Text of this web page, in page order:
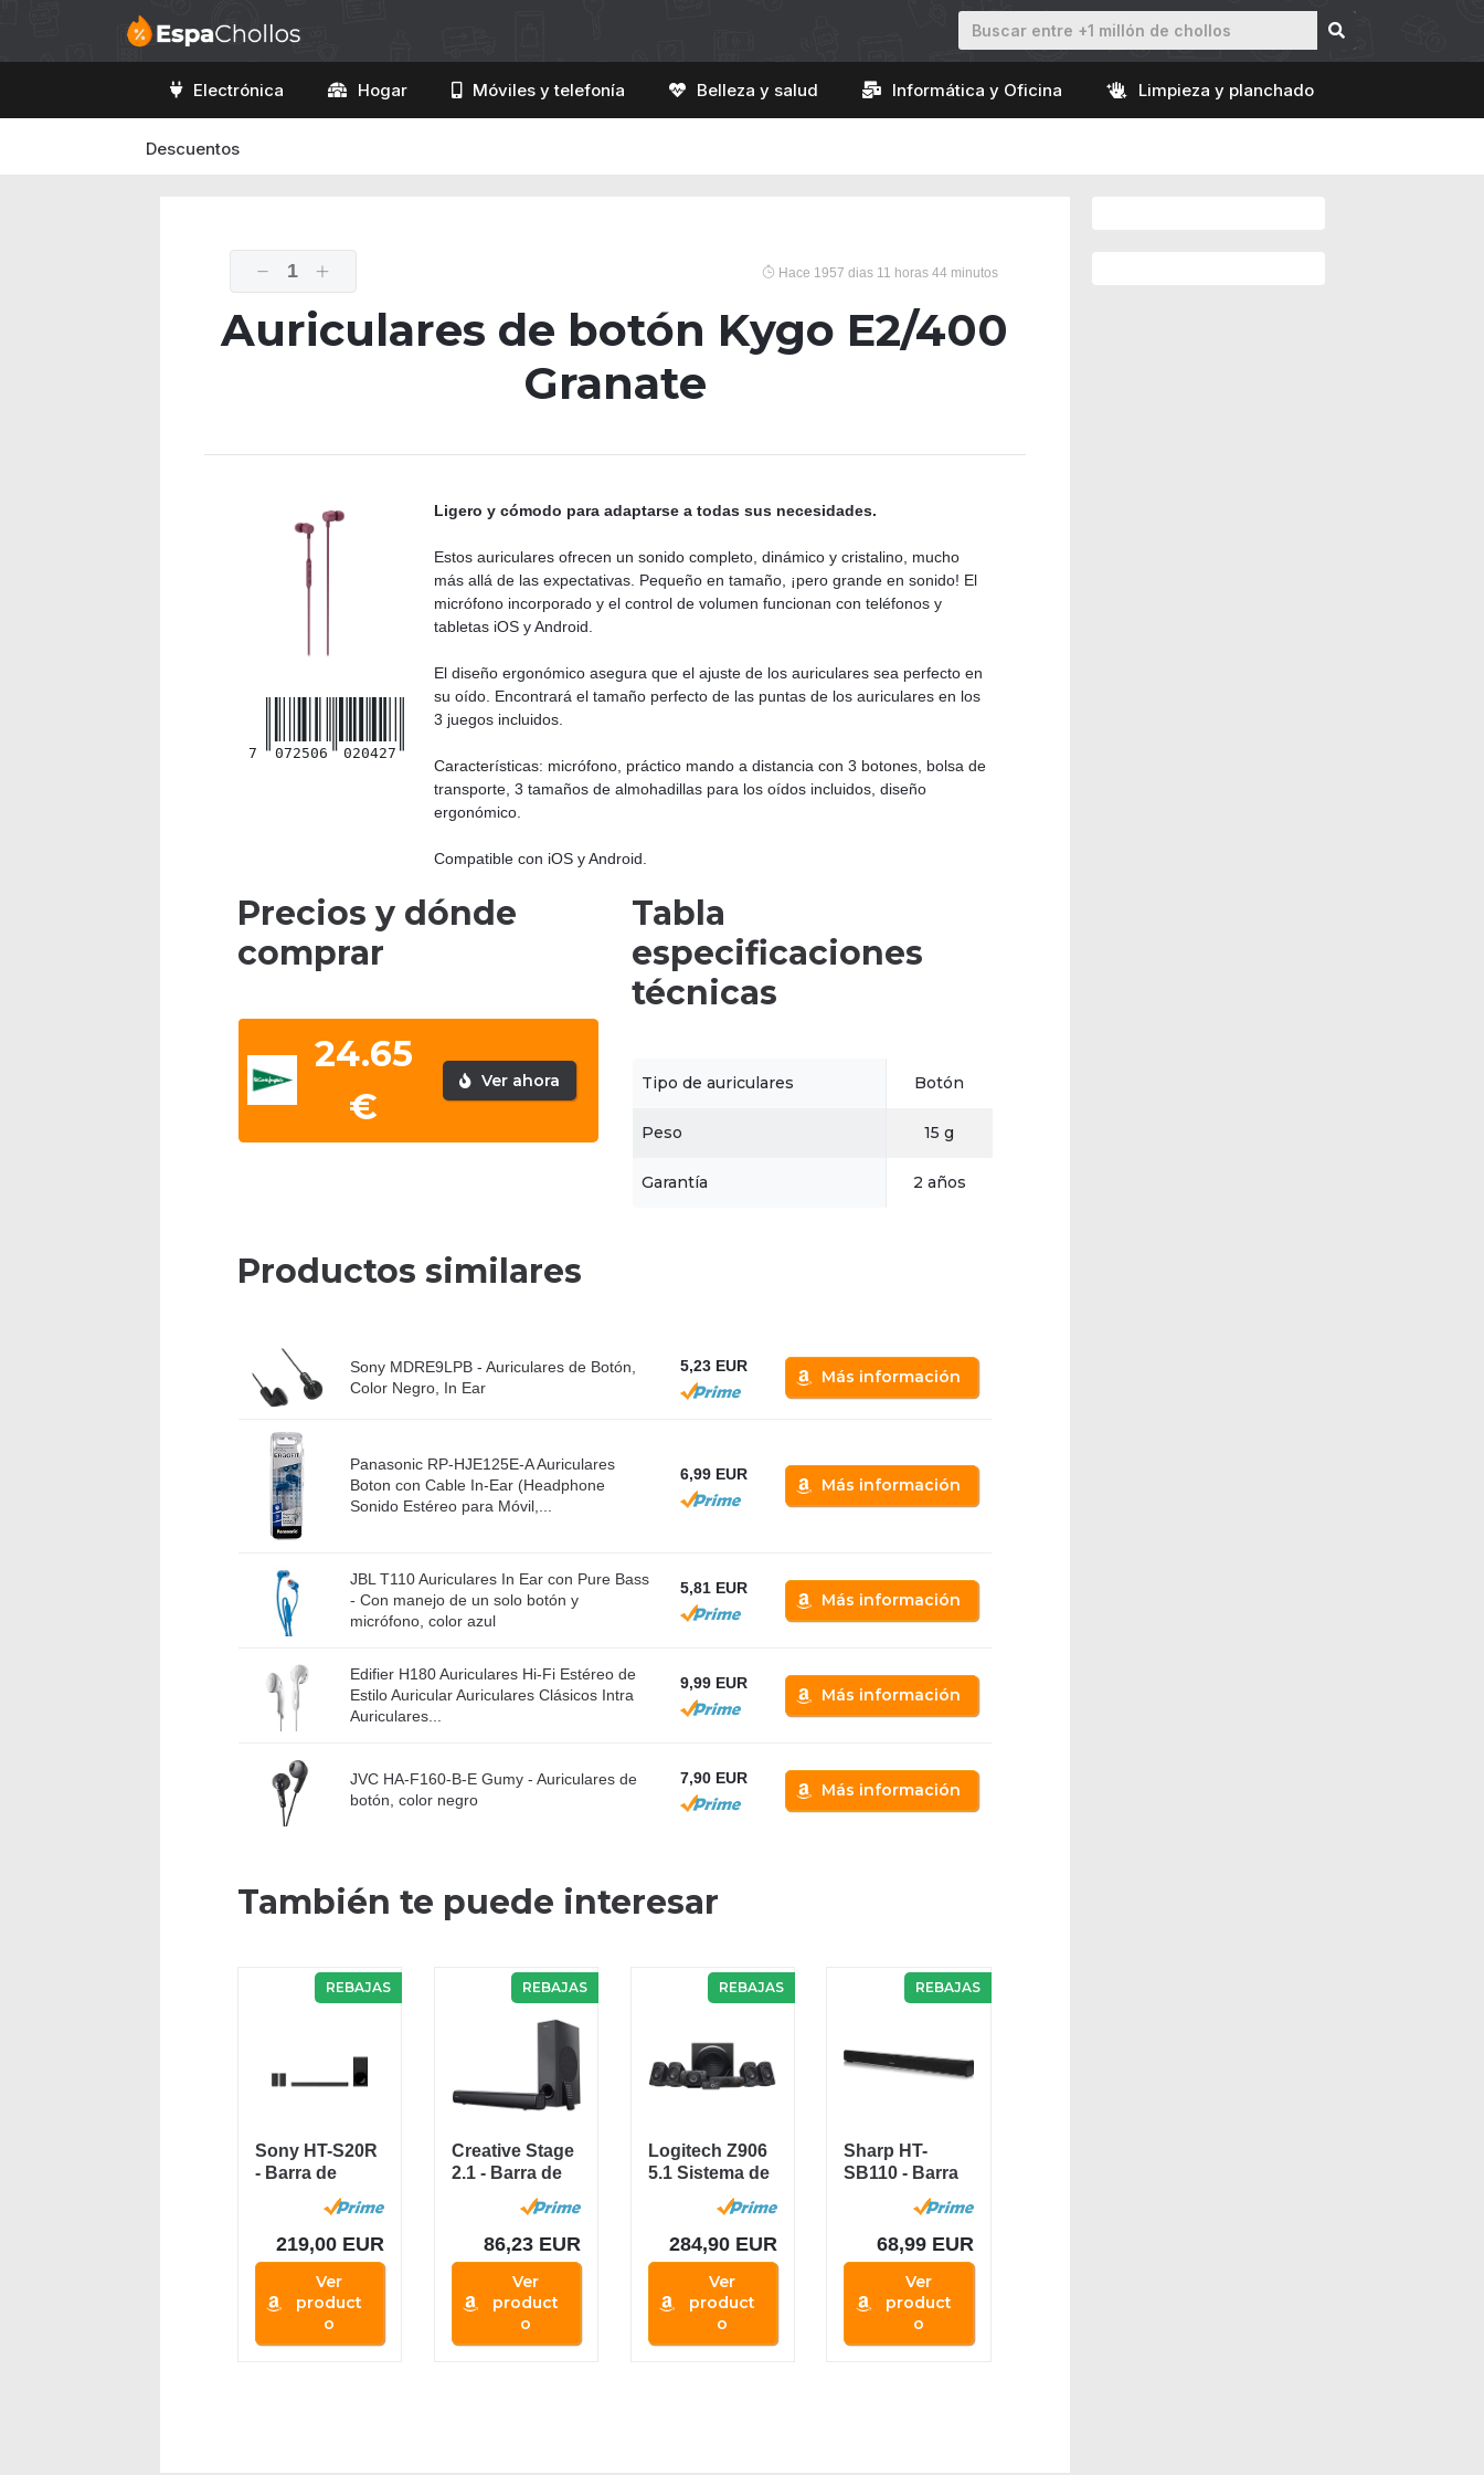
Electrónica Hogar Móviles y telefonía Belleza y salud Informática y Oficina Limpieza y planchado
Descuentos
1 Hace 1957 dias 11 horas 44 minutos
Auriculares de botón Kygo E2/400
Granate
7 072506 020427
Ligero y cómodo para adaptarse a todas sus necesidades.
Estos auriculares ofrecen un sonido completo, dinámico y cristalino, mucho
más allá de las expectativas. Pequeño en tamaño, ¡pero grande en sonido! El
micrófono incorporado y el control de volumen funcionan con teléfonos y
tabletas iOS y Android.
El diseño ergonómico asegura que el ajuste de los auriculares sea perfecto en
su oído. Encontrará el tamaño perfecto de las puntas de los auriculares en los
3 juegos incluidos.
Características: micrófono, práctico mando a distancia con 3 botones, bolsa de
transporte, 3 tamaños de almohadillas para los oídos incluidos, diseño
ergonómico.
Compatible con iOS y Android.
Precios y dónde
comprar
24.65
€
Ver ahora
Tabla
especificaciones
técnicas
Tipo de auriculares Botón
Peso 15 g
Garantía 2 años
Productos similares
Sony MDRE9LPB - Auriculares de Botón,
Color Negro, In Ear
5,23 EUR
Más información
Panasonic RP-HJE125E-A Auriculares
Boton con Cable In-Ear (Headphone
Sonido Estéreo para Móvil,...
6,99 EUR
Más información
JBL T110 Auriculares In Ear con Pure Bass
- Con manejo de un solo botón y
micrófono, color azul
5,81 EUR
Más información
Edifier H180 Auriculares Hi-Fi Estéreo de
Estilo Auricular Auriculares Clásicos Intra
Auriculares...
9,99 EUR
Más información
JVC HA-F160-B-E Gumy - Auriculares de
botón, color negro
7,90 EUR
Más información
También te puede interesar
REBAJAS
Sony HT-S20R
- Barra de
Sonido (5.1
Canales,...
219,00 EUR
Ver
product
o
REBAJAS
Creative Stage
2.1 - Barra de
sonido con
subwoofer...
86,23 EUR
Ver
product
o
REBAJAS
Logitech Z906
5.1 Sistema de
Altavoces
Sonido...
284,90 EUR
Ver
product
o
REBAJAS
Sharp HT-
SB110 - Barra
de sonido cine
en casa...
68,99 EUR
Ver
product
o